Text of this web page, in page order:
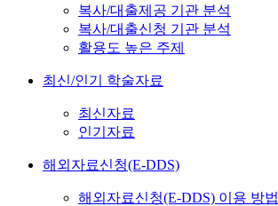
복사/대출제공 기관 분석
복사/대출신청 기관 분석
활용도 높은 주제
최신/인기 학술자료
최신자료
인기자료
해외자료신청(E-DDS)
해외자료신청(E-DDS) 이용 방법